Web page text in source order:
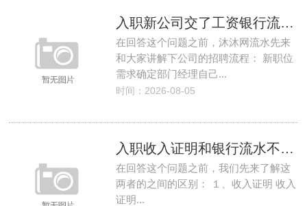
入职新公司交了工资银行流水一般多久发offer？
在回答这个问题之前，沐沐网流水先来
和大家讲解下公司的招聘流程： 新职位
需求确定部门经理自己...
时间：2026-08-05
入职收入证明和银行流水不一致怎么办？
在回答这个问题之前，我们先来了解这
两者的之间的区别： １、收入证明 收入
证明...